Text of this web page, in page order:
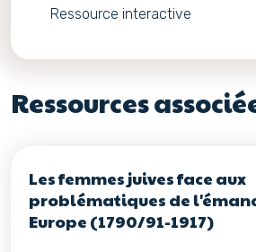
Ressource interactive
Ressources
Les femmes juives face aux
problématiques de
Europe (1790/91-1917)